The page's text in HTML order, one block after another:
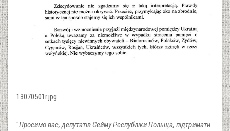
13070501r.jpg
"Просимо вас, депутатів Сейму Республіки Польща, підтримати